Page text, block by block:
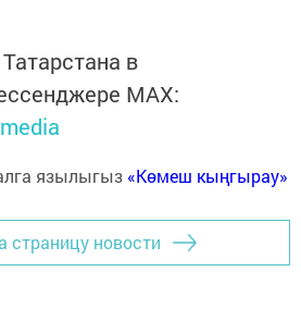
в
MАХ:
язылыгыз «Көмеш кыңгырау»
страницу новости